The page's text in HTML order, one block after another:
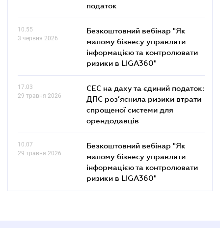
податок
10.55
3 червня 2026
Безкоштовний вебінар "Як
малому бізнесу управляти
інформацією та контролювати
ризики в LIGA360"
17.03
29 травня 2026
СЕС на даху та єдиний податок:
ДПС роз’яснила ризики втрати
спрощеної системи для
орендодавців
10.07
29 травня 2026
Безкоштовний вебінар "Як
малому бізнесу управляти
інформацією та контролювати
ризики в LIGA360"